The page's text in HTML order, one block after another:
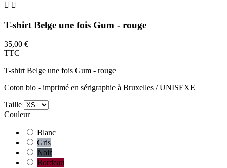
 
T-shirt Belge une fois Gum - rouge
35,00 €
TTC
T-shirt Belge une fois Gum - rouge
Coton bio - imprimé en sérigraphie à Bruxelles / UNISEXE
Taille
Couleur
Blanc
Gris
Noir
Bordeau